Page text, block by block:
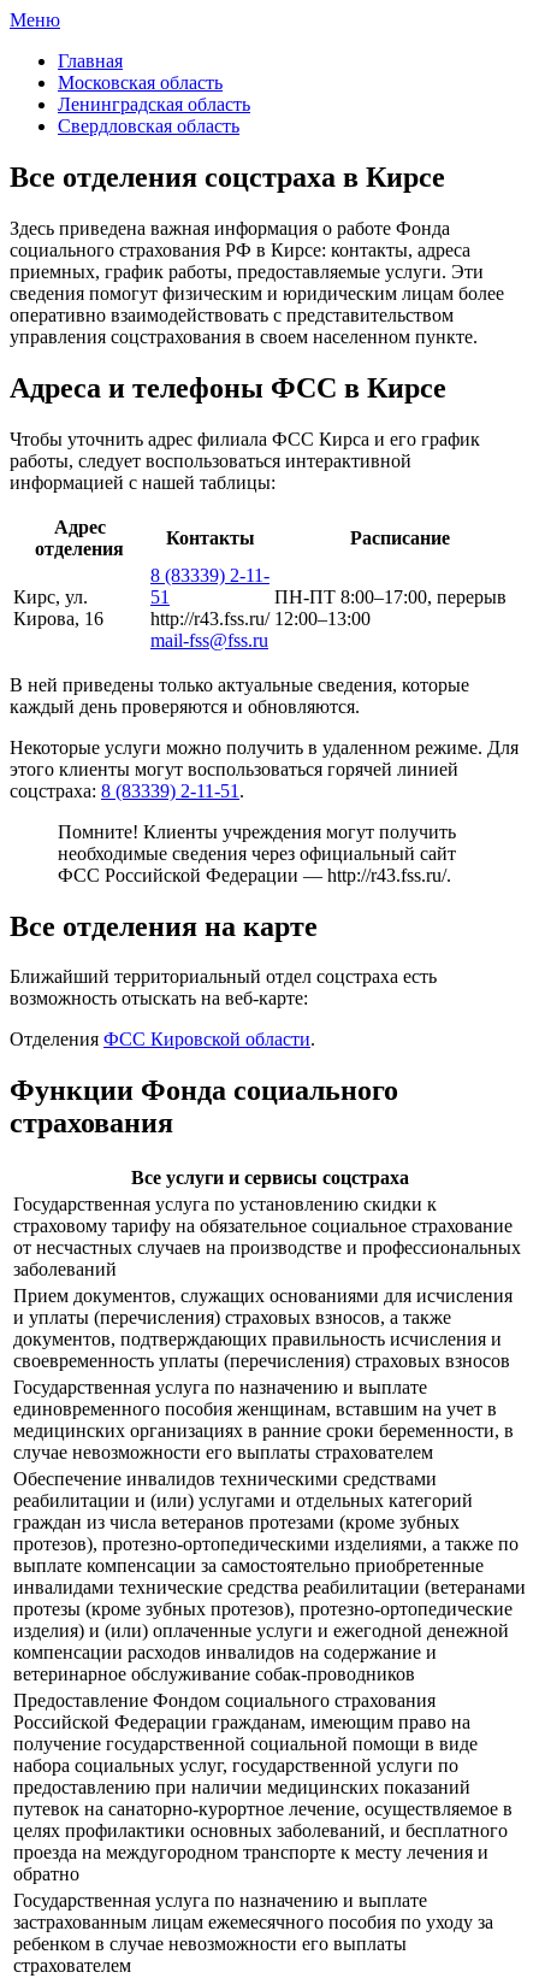
Меню
Главная
Московская область
Ленинградская область
Свердловская область
Все отделения соцстраха в Кирсе
Здесь приведена важная информация о работе Фонда
социального страхования РФ в Кирсе: контакты, адреса
приемных, график работы, предоставляемые услуги. Эти
сведения помогут физическим и юридическим лицам более
оперативно взаимодействовать с представительством
управления соцстрахования в своем населенном пункте.
Адреса и телефоны ФСС в Кирсе
Чтобы уточнить адрес филиала ФСС Кирса и его график
работы, следует воспользоваться интерактивной
информацией с нашей таблицы:
Адрес
отделения
Контакты Расписание
Кирс, ул.
Кирова, 16
8 (83339) 2-11-
51
http://r43.fss.ru/
mail-fss@fss.ru
ПН-ПТ 8:00–17:00, перерыв
12:00–13:00
В ней приведены только актуальные сведения, которые
каждый день проверяются и обновляются.
Некоторые услуги можно получить в удаленном режиме. Для
этого клиенты могут воспользоваться горячей линией
соцстраха: 8 (83339) 2-11-51 .
Помните! Клиенты учреждения могут получить
необходимые сведения через официальный сайт
ФСС Российской Федерации — http://r43.fss.ru/.
Все отделения на карте
Ближайший территориальный отдел соцстраха есть
возможность отыскать на веб-карте:
Отделения ФСС Кировской области.
Функции Фонда социального
страхования
Все услуги и сервисы соцстраха
Государственная услуга по установлению скидки к
страховому тарифу на обязательное социальное страхование
от несчастных случаев на производстве и профессиональных
заболеваний
Прием документов, служащих основаниями для исчисления
и уплаты (перечисления) страховых взносов, а также
документов, подтверждающих правильность исчисления и
своевременность уплаты (перечисления) страховых взносов
Государственная услуга по назначению и выплате
единовременного пособия женщинам, вставшим на учет в
медицинских организациях в ранние сроки беременности, в
случае невозможности его выплаты страхователем
Обеспечение инвалидов техническими средствами
реабилитации и (или) услугами и отдельных категорий
граждан из числа ветеранов протезами (кроме зубных
протезов), протезно-ортопедическими изделиями, а также по
выплате компенсации за самостоятельно приобретенные
инвалидами технические средства реабилитации (ветеранами
протезы (кроме зубных протезов), протезно-ортопедические
изделия) и (или) оплаченные услуги и ежегодной денежной
компенсации расходов инвалидов на содержание и
ветеринарное обслуживание собак-проводников
Предоставление Фондом социального страхования
Российской Федерации гражданам, имеющим право на
получение государственной социальной помощи в виде
набора социальных услуг, государственной услуги по
предоставлению при наличии медицинских показаний
путевок на санаторно-курортное лечение, осуществляемое в
целях профилактики основных заболеваний, и бесплатного
проезда на междугородном транспорте к месту лечения и
обратно
Государственная услуга по назначению и выплате
застрахованным лицам ежемесячного пособия по уходу за
ребенком в случае невозможности его выплаты
страхователем